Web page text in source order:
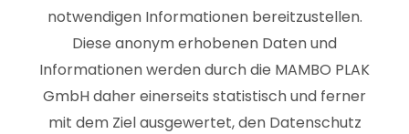
notwendigen Informationen bereitzustellen.
Diese anonym erhobenen Daten und
Informationen werden durch die MAMBO PLAK
GmbH daher einerseits statistisch und ferner
mit dem Ziel ausgewertet, den Datenschutz